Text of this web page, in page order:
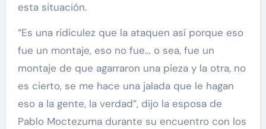
esta situación.
“Es una ridiculez que la ataquen así porque eso
fue un montaje, eso no fue… o sea, fue un
montaje de que agarraron una pieza y la otra, no
es cierto, se me hace una jalada que le hagan
eso a la gente, la verdad”, dijo la esposa de
Pablo Moctezuma durante su encuentro con los